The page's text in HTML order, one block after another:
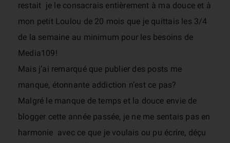
restait je le consacrais entièrement à ma douce et à
mon petit Loulou de 20 mois que je quittais les 3/4
de la semaine au minimum pour les besoins de
Media109!
Mais j’ai remarqué que publier des posts me
manque, étonnante addiction n’est ce pas?
Malgré le manque de temps et la douce envie de
blogger cette année passée, je ne me sentais pas en
harmonie avec ce que je voulais ou pu écrire, déçu